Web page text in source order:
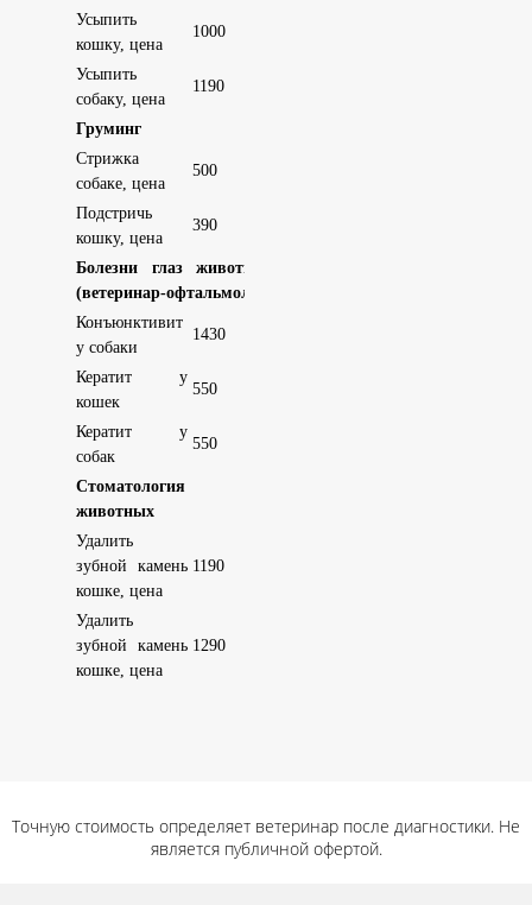
Усыпить
кошку, цена
1000
Усыпить
собаку, цена
1190
Груминг
Стрижка
собаке, цена
500
Подстричь
кошку, цена
390
Болезни глаз животных
(ветеринар-офтальмолог)
Конъюнктивит
у собаки
1430
Кератит у
кошек
550
Кератит у
собак
550
Стоматология для
животных
Удалить
зубной камень
кошке, цена
1190
Удалить
зубной камень
кошке, цена
1290
Точную стоимость определяет ветеринар после диагностики. Не
является публичной офертой.